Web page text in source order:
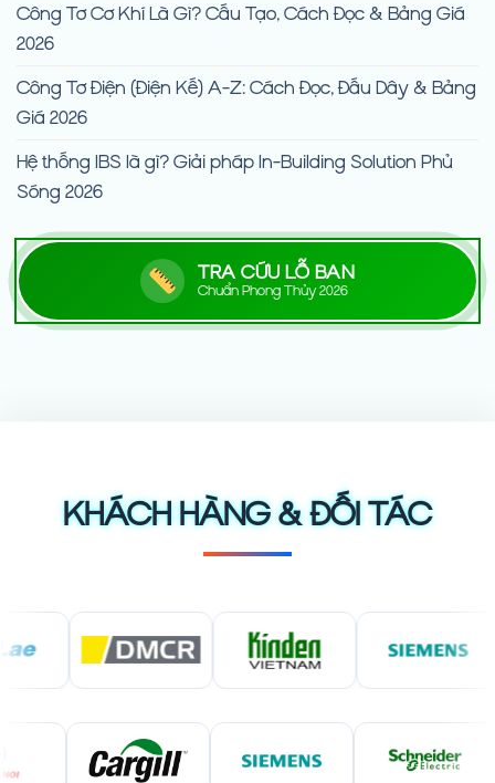
Công Tơ Cơ Khí Là Gì? Cấu Tạo, Cách Đọc & Bảng Giá
2026
Công Tơ Điện (Điện Kế) A-Z: Cách Đọc, Đấu Dây & Bảng
Giá 2026
Hệ thống IBS là gì? Giải pháp In-Building Solution Phủ
Sóng 2026
TRA CỨU LỖ BAN
Chuẩn Phong Thủy 2026
KHÁCH HÀNG & ĐỐI TÁC